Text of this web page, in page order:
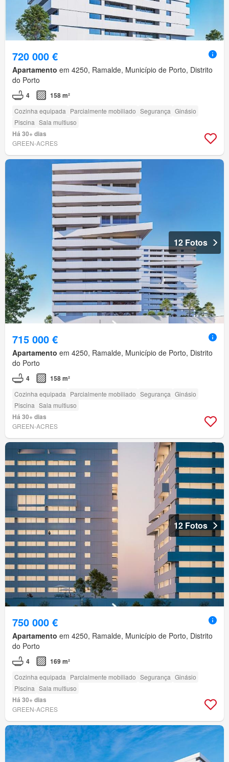
720 000 €
Apartamento em 4250, Ramalde, Município de Porto, Distrito
do Porto
4 158 m²
Cozinha equipada Parcialmente mobiliado Segurança Ginásio
Piscina Sala multiuso
Há 30+ dias
GREEN-ACRES
12 Fotos
715 000 €
Apartamento em 4250, Ramalde, Município de Porto, Distrito
do Porto
4 158 m²
Cozinha equipada Parcialmente mobiliado Segurança Ginásio
Piscina Sala multiuso
Há 30+ dias
GREEN-ACRES
12 Fotos
750 000 €
Apartamento em 4250, Ramalde, Município de Porto, Distrito
do Porto
4 169 m²
Cozinha equipada Parcialmente mobiliado Segurança Ginásio
Piscina Sala multiuso
Há 30+ dias
GREEN-ACRES